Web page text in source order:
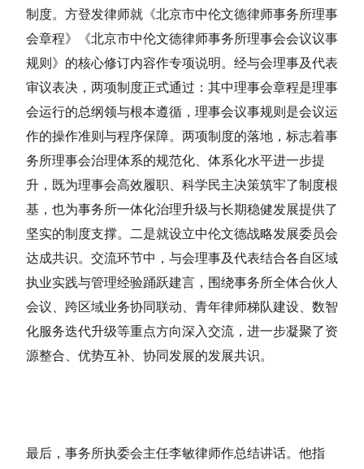
制度。方登发律师就《北京市中伦文德律师事务所理事
会章程》《北京市中伦文德律师事务所理事会会议议事
规则》的核心修订内容作专项说明。经与会理事及代表
审议表决，两项制度正式通过：其中理事会章程是理事
会运行的总纲领与根本遵循， 理事会议事规则 是会议运
作的操作准则与程序保障。两项制度的落地，标志着事
务所理事会治理体系的规范化、体系化水平进一步提
升，既为理事会高效履职、科学民主决策筑牢了制度根
基，也为事务所一体化治理升级与长期稳健发展提供了
坚实的制度支撑。二是就设立中伦文德战略发展委员会
达成共识。交流环节中，与会理事及代表结合各自区域
执业实践与管理经验踊跃建言，围绕事务所全体合伙人
会议、跨区域业务协同联动、青年律师梯队建设、数智
化服务迭代升级等重点方向深入交流，进一步凝聚了资
源整合、优势互补、协同发展的发展共识。
最后，事务所执委会主任李敏律师作总结讲话。他指